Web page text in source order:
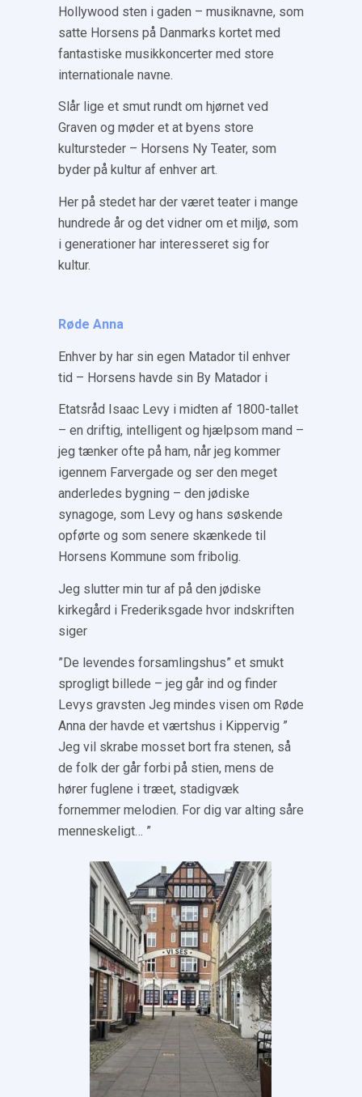
Hollywood sten i gaden – musiknavne, som
satte Horsens på Danmarks kortet med
fantastiske musikkoncerter med store
internationale navne.
Slår lige et smut rundt om hjørnet ved
Graven og møder et at byens store
kultursteder – Horsens Ny Teater, som
byder på kultur af enhver art.
Her på stedet har der været teater i mange
hundrede år og det vidner om et miljø, som
i generationer har interesseret sig for
kultur.
Røde Anna
Enhver by har sin egen Matador til enhver
tid – Horsens havde sin By Matador i
Etatsråd Isaac Levy i midten af 1800-tallet
– en driftig, intelligent og hjælpsom mand –
jeg tænker ofte på ham, når jeg kommer
igennem Farvergade og ser den meget
anderledes bygning – den jødiske
synagoge, som Levy og hans søskende
opførte og som senere skænkede til
Horsens Kommune som fribolig.
Jeg slutter min tur af på den jødiske
kirkegård i Frederiksgade hvor indskriften
siger
”De levendes forsamlingshus” et smukt
sprogligt billede – jeg går ind og finder
Levys gravsten Jeg mindes visen om Røde
Anna der havde et værtshus i Kippervig ”
Jeg vil skrabe mosset bort fra stenen, så
de folk der går forbi på stien, mens de
hører fuglene i træet, stadigvæk
fornemmer melodien. For dig var alting såre
menneskeligt… ”